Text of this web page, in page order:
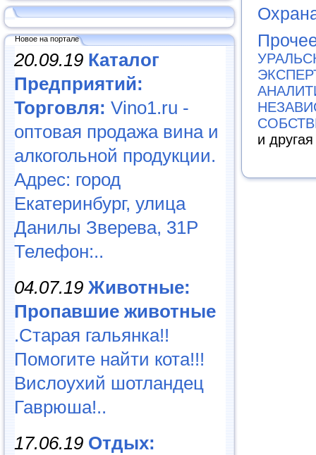
Новое на портале
20.09.19 Каталог
Предприятий:
Торговля: Vino1.ru -
оптовая продажа вина и
алкогольной продукции.
Адрес: город
Екатеринбург, улица
Данилы Зверева, 31Р
Телефон:..
04.07.19 Животные:
Пропавшие животные
.Старая гальянка!!
Помогите найти кота!!!
Вислоухий шотландец
Гаврюша!..
17.06.19 Отдых:
и